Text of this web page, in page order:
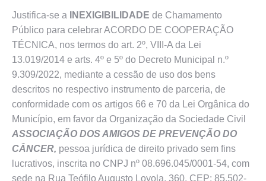
Justifica-se a INEXIGIBILIDADE de Chamamento
Público para celebrar ACORDO DE COOPERAÇÃO
TÉCNICA, nos termos do art. 2º, VIII-A da Lei
13.019/2014 e arts. 4º e 5º do Decreto Municipal n.º
9.309/2022, mediante a cessão de uso dos bens
descritos no respectivo instrumento de parceria, de
conformidade com os artigos 66 e 70 da Lei Orgânica do
Município, em favor da Organização da Sociedade Civil
ASSOCIAÇÃO DOS AMIGOS DE PREVENÇÃO DO
CÂNCER, pessoa jurídica de direito privado sem fins
lucrativos, inscrita no CNPJ nº 08.696.045/0001-54, com
sede na Rua Teófilo Augusto Loyola, 360, CEP: 85.502-